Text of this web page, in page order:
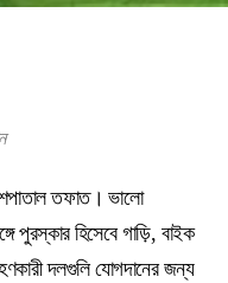
তফাত। ভালো
পুরস্কার হিসেবে গাড়ি, বাইক
দলগুলি যোগদানের জন্য